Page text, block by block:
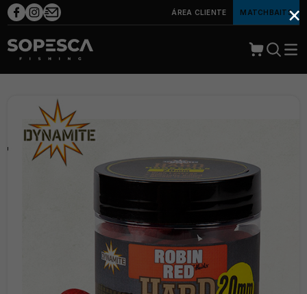
ÁREA CLIENTE MATCHBAITS×